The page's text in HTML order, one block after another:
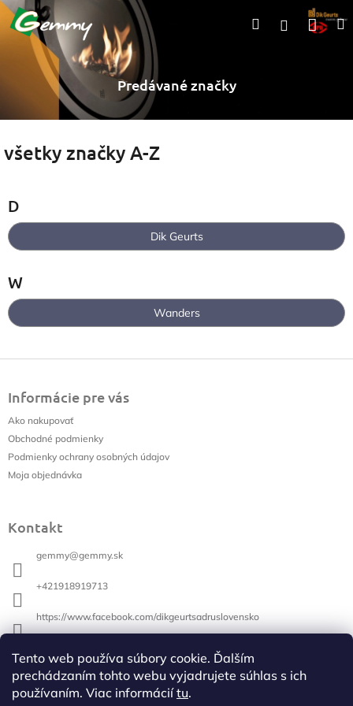
Tento web používa súbory cookie. Ďalším
prechádzaním tohto webu vyjadrujete súhlas s ich
používaním. Viac informáciítu.
Prejsť
na
obsah
Hľadať
Predávané značky
všetky značky A-Z
D
Dik Geurts
W
Wanders
Informácie pre vás
Ako nakupovať
Obchodné podmienky
Podmienky ochrany osobných údajov
Moja objednávka
Kontakt
gemmy@gemmy.sk
+421918919713
https://www.facebook.com/dikgeurtsadruslovensko
Vyhľadávanie